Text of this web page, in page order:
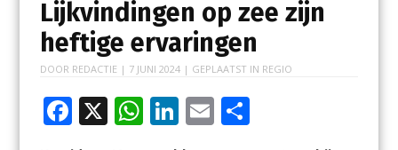
Lijkvindingen op zee zijn
heftige ervaringen
DOOR REDACTIE | 7 JUNI 2024| GEPLAATST IN REGIO
F
ac
X W Li
n
E D